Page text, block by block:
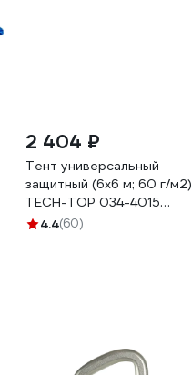
2 404 ₽
Тент универсальный
защитный (6х6 м; 60 г/м2)
TECH-TOP 034-4015
223464
4.4(60)